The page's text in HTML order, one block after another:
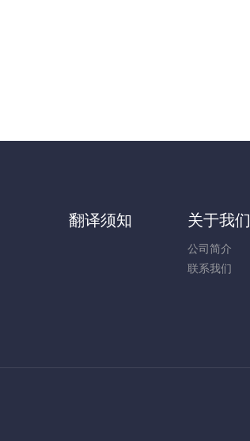
翻译须知 关于我们
公司简介
联系我们